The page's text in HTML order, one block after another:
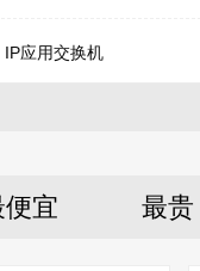
IP应用交换机
便宜 最贵